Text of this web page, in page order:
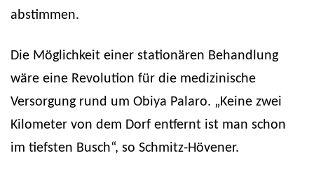
abstimmen.
Die Möglichkeit einer stationären Behandlung
wäre eine Revolution für die medizinische
Versorgung rund um Obiya Palaro. „Keine zwei
Kilometer von dem Dorf entfernt ist man schon
im tiefsten Busch“, so Schmitz-Hövener.